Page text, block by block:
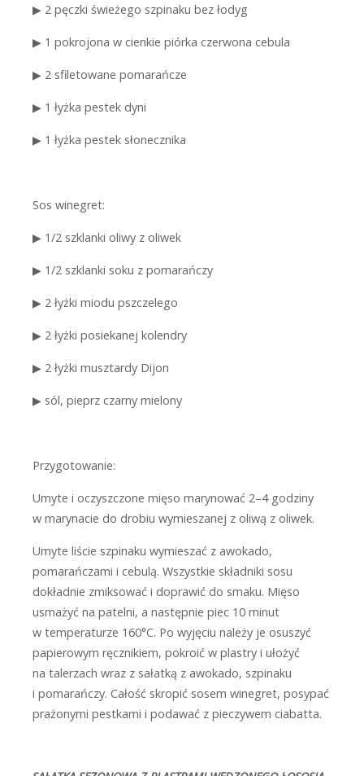
▶ 2 pęczki świeżego szpinaku bez łodyg
▶ 1 pokrojona w cienkie piórka czerwona cebula
▶ 2 sfiletowane pomarańcze
▶ 1 łyżka pestek dyni
▶ 1 łyżka pestek słonecznika
Sos winegret:
▶ 1/2 szklanki oliwy z oliwek
▶ 1/2 szklanki soku z pomarańczy
▶ 2 łyżki miodu pszczelego
▶ 2 łyżki posiekanej kolendry
▶ 2 łyżki musztardy Dijon
▶ sól, pieprz czarny mielony
Przygotowanie:
Umyte i oczyszczone mięso marynować 2–4 godziny
w marynacie do drobiu wymieszanej z oliwą z oliwek.
Umyte liście szpinaku wymieszać z awokado,
pomarańczami i cebulą. Wszystkie składniki sosu
dokładnie zmiksować i doprawić do smaku. Mięso
usmażyć na patelni, a następnie piec 10 minut
w temperaturze 160°C. Po wyjęciu należy je osuszyć
papierowym ręcznikiem, pokroić w plastry i ułożyć
na talerzach wraz z sałatką z awokado, szpinaku
i pomarańczy. Całość skropić sosem winegret, posypać
prażonymi pestkami i podawać z pieczywem ciabatta.